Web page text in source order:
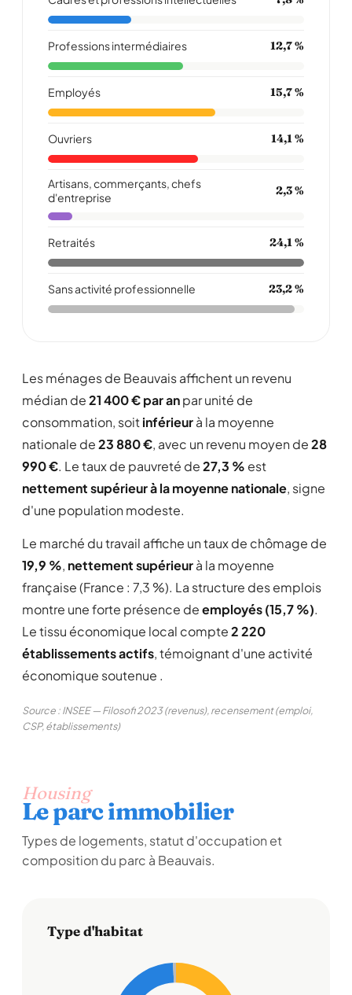
Professions intermédiaires 12,7 %
Employés 15,7 %
Ouvriers 14,1 %
Artisans, commerçants, chefs
d'entreprise
2,3 %
Retraités 24,1 %
Sans activité professionnelle 23,2 %
Les ménages de Beauvais affichent un revenu
médian de21 400 € par anpar unité de
consommation, soitinférieurà la moyenne
nationale de23 880 €, avec un revenu moyen de28
990 €. Le taux de pauvreté de27,3 % est
nettement supérieur à la moyenne nationale, signe
d'une population modeste.
Le marché du travail affiche un taux de chômage de
19,9 %, nettement supérieurà la moyenne
française (France : 7,3 %). La structure des emplois
montre une forte présence deemployés (15,7 %).
Le tissu économique local compte2 220
établissements actifs, témoignant d'une activité
économique soutenue .
Source : INSEE — Filosofi 2023 (revenus), recensement (emploi,
CSP, établissements)
Housing
Le parc immobilier
Types de logements, statut d'occupation et
composition du parc à Beauvais.
Type d'habitat